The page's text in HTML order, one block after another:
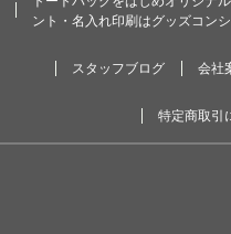
ント・名入れ印刷はグッズコン
スタッフブログ 会社
特定商取引